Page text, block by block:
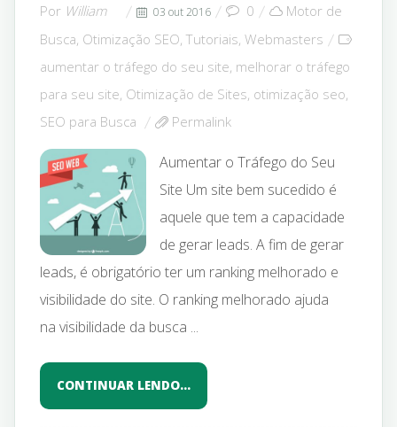
Por William 03 out 2016 0
Motor de
Busca, Otimização SEO, Tutoriais, Webmasters
aumentar o tráfego do seu site, melhorar o tráfego
para seu site, Otimização de Sites, otimização seo,
SEO para Busca
Permalink
Aumentar o Tráfego do Seu
Site Um site bem sucedido é
aquele que tem a capacidade
de gerar leads. A fim de gerar
leads, é obrigatório ter um ranking melhorado e
visibilidade do site. O ranking melhorado ajuda
na visibilidade da busca ...
CONTINUAR LENDO…